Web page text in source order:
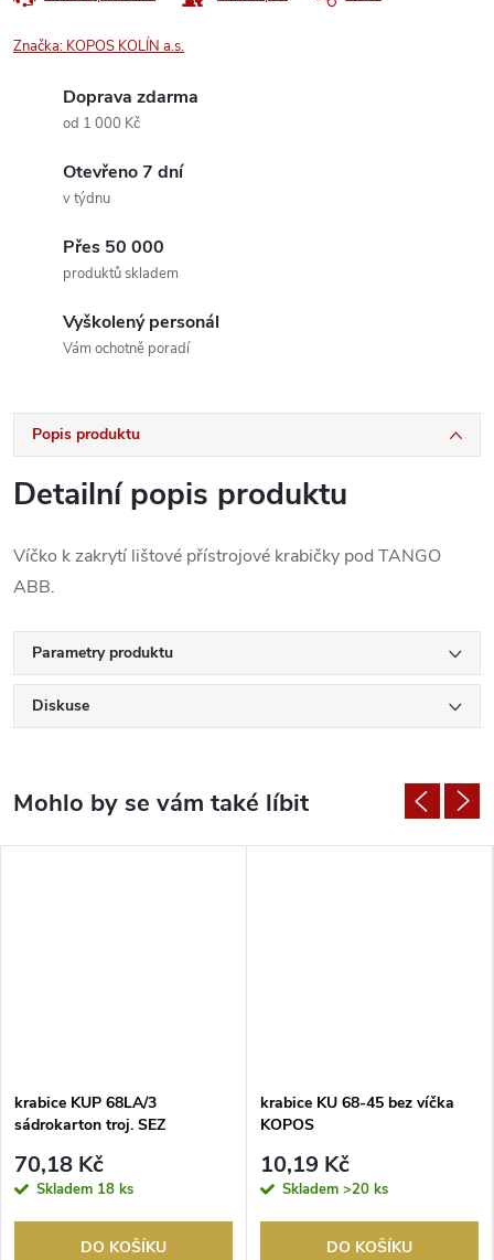
Značka: KOPOS KOLÍN a.s.
Doprava zdarma
od 1 000 Kč
Otevřeno 7 dní
v týdnu
Přes 50 000
produktů skladem
Vyškolený personál
Vám ochotně poradí
Popis produktu
Detailní popis produktu
Víčko k zakrytí lištové přístrojové krabičky pod TANGO
ABB.
Parametry produktu
Diskuse
krabice KUP 68LA/3
sádrokarton troj. SEZ
70,18 Kč
Skladem 18 ks
DO KOŠÍKU
krabice KU 68-45 bez víčka
KOPOS
10,19 Kč
Skladem >20 ks
DO KOŠÍKU